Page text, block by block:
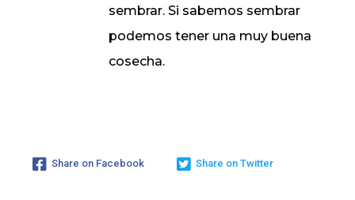
sembrar. Si sabemos sembrar
podemos tener una muy buena
cosecha.
Share on Facebook Share on Twitter